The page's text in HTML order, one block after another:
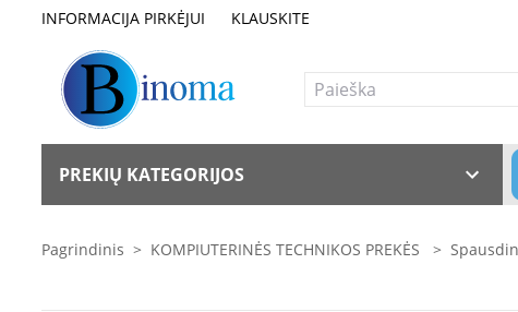
INFORMACIJA PIRKĖJUI KLAUSKITE
PREKIŲ KATEGORIJOS
Pagrindinis > KOMPIUTERINĖS TECHNIKOS PREKĖS >